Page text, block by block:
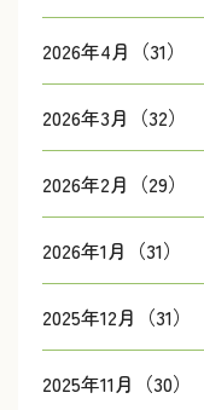
2026年4月（31）
2026年3月（32）
2026年2月（29）
2026年1月（31）
2025年12月（31）
2025年11月（30）